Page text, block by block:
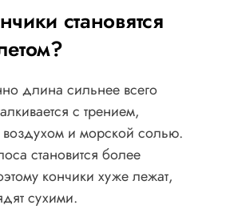
становятся
длина сильнее всего
с трением,
и морской солью.
становится более
кончики хуже лежат,
сухими.